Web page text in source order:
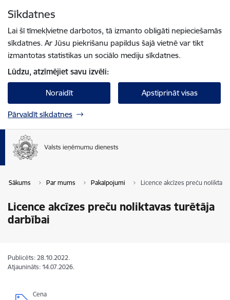
Sīkdatnes
Lai šī tīmekļvietne darbotos, tā izmanto obligāti nepieciešamās
sīkdatnes. Ar Jūsu piekrišanu papildus šajā vietnē var tikt
izmantotas statistikas un sociālo mediju sīkdatnes.
Lūdzu, atzīmējiet savu izvēli:
Noraidīt Apstiprināt visas
Pārvaldīt sīkdatnes
Sākums Par mums Pakalpojumi Licence akcīzes preču
Licence akcīzes preču noliktavas turētāja
darbībai
Publicēts: 28.10.2022.
Atjaunināts: 14.07.2026.
Cena